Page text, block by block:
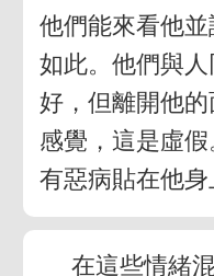
他們能來看他
如此。他們與
好，但離開他
感覺，這是虛假
有惡病貼在他身
在這些情緒